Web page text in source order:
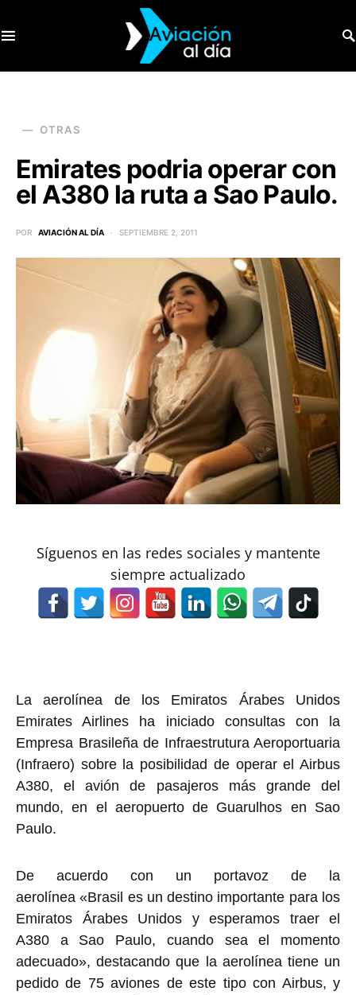
OTRAS
Emirates podria operar con
el A380 la ruta a Sao Paulo.
POR AVIACIÓN AL DÍA SEPTIEMBRE 2, 2011
Síguenos en las redes sociales y mantente
siempre actualizado
La aerolínea de los Emiratos Árabes Unidos
Emirates Airlines ha iniciado consultas con la
Empresa Brasileña de Infraestrutura Aeroportuaria
(Infraero) sobre la posibilidad de operar el Airbus
A380, el avión de pasajeros más grande del
mundo, en el aeropuerto de Guarulhos en Sao
Paulo.
De acuerdo con un portavoz de la
aerolínea «Brasil es un destino importante para los
Emiratos Árabes Unidos y esperamos traer el
A380 a Sao Paulo, cuando sea el momento
adecuado», destacando que la aerolínea tiene un
pedido de 75 aviones de este tipo con Airbus, y